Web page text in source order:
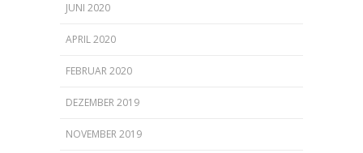
JUNI 2020
APRIL 2020
FEBRUAR 2020
DEZEMBER 2019
NOVEMBER 2019